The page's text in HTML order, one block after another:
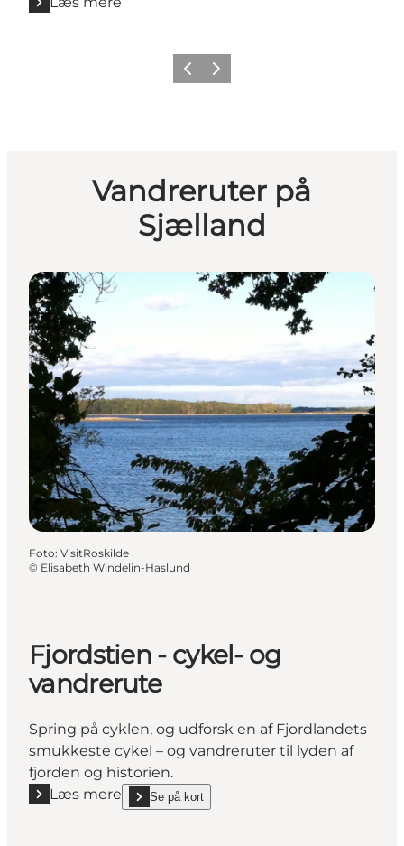
Forrige billede
Næste billede
Vandreruter på
Sjælland
Foto: VisitRoskilde
© Elisabeth Windelin-Haslund
Fjordstien - cykel- og
vandrerute
Spring på cyklen, og udforsk en af Fjordlandets
smukkeste cykel – og vandreruter til lyden af
fjorden og historien.
Læs mere
Læs mere "Fjordstien - cykel- og vandrerute"
Se på kort
show Fjordstien - cykel- og vandrerute on_map